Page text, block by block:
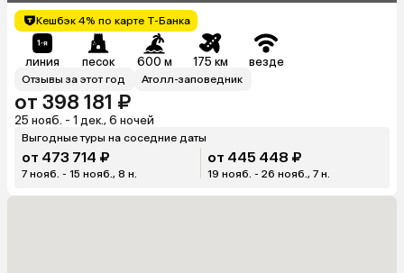
Кешбэк 4% по карте Т-Банка
линия песок 600 м 175 км везде
Отзывы за этот год Атолл-заповедник
от 398 181 ₽
25 нояб. - 1 дек., 6 ночей
Выгодные туры на соседние даты
от 473 714 ₽
7 нояб. - 15 нояб., 8 н.
от 445 448 ₽
19 нояб. - 26 нояб., 7 н.